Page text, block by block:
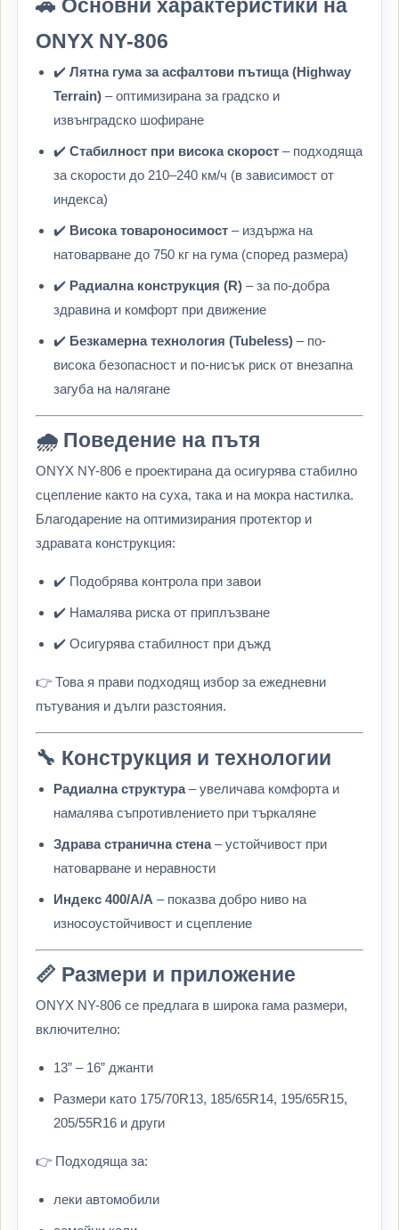
🚗 Основни характеристики на
ONYX NY-806
✔️ Лятна гума за асфалтови пътища (Highway
Terrain) – оптимизирана за градско и
извънградско шофиране
✔️ Стабилност при висока скорост – подходяща
за скорости до 210–240 км/ч (в зависимост от
индекса)
✔️ Висока товароносимост – издържа на
натоварване до 750 кг на гума (според размера)
✔️ Радиална конструкция (R) – за по-добра
здравина и комфорт при движение
✔️ Безкамерна технология (Tubeless) – по-
висока безопасност и по-нисък риск от внезапна
загуба на налягане
🌧️ Поведение на пътя
ONYX NY-806 е проектирана да осигурява стабилно
сцепление както на суха, така и на мокра настилка.
Благодарение на оптимизирания протектор и
здравата конструкция:
✔️ Подобрява контрола при завои
✔️ Намалява риска от приплъзване
✔️ Осигурява стабилност при дъжд
👉 Това я прави подходящ избор за ежедневни
пътувания и дълги разстояния.
🔧 Конструкция и технологии
Радиална структура– увеличава комфорта и
намалява съпротивлението при търкаляне
Здрава странична стена– устойчивост при
натоварване и неравности
Индекс 400/A/A – показва добро ниво на
износоустойчивост и сцепление
📏 Размери и приложение
ONYX NY-806 се предлага в широка гама размери,
включително:
13” – 16” джанти
Размери като 175/70R13, 185/65R14, 195/65R15,
205/55R16 и други
👉 Подходяща за:
леки автомобили